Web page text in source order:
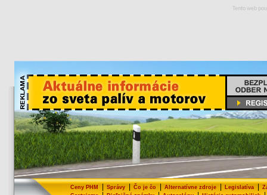
Tento web
Ceny PHM Správy Čo je čo Alternatívne zdroje Legislatíva